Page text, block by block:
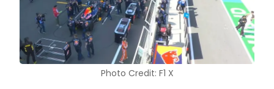
Photo Credit: F1 X